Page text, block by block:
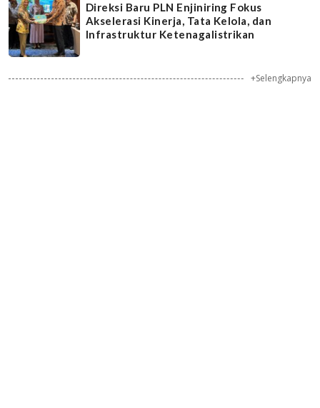
Direksi Baru PLN Enjiniring Fokus
Akselerasi Kinerja, Tata Kelola, dan
Infrastruktur Ketenagalistrikan
+Selengkapnya